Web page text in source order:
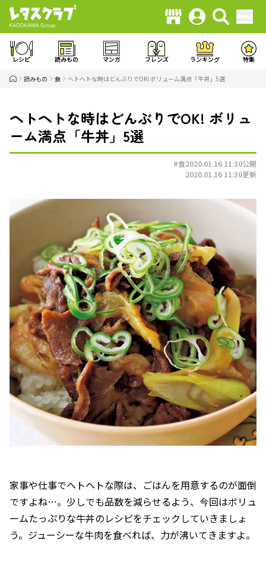
レシピ 読みもの マンガ フレンズ ランキング 特集
読みもの 食 ヘトヘトな時はどんぶりでOK! ボリューム満点「牛丼」5選
ヘトヘトな時はどんぶりでOK! ボリュ
ーム満点「牛丼」5選
#食2020.01.16 11:30公開
2020.01.16 11:30更新
家事や仕事でヘトヘトな際は、ごはんを用意するのが面倒
ですよね…。少しでも品数を減らせるよう、今回はボリュ
ームたっぷりな牛丼のレシピをチェックしていきましょ
う。ジューシーな牛肉を食べれば、力が沸いてきますよ。